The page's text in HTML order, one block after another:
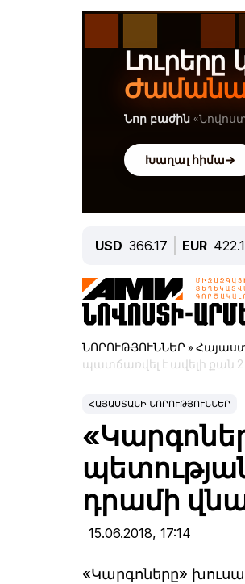
USD 366.17 EUR
ՆՈՐՈՒԹՅՈՒՆՆԵՐ »
պատճառվել է ավելի քան 2
ՀԱՅԱՍՏԱՆԻ ՆՈՐՈՒԹՅՈՒՆՆԵՐ
դրամի
15.06.2018, 17:14
«Կարգոները»